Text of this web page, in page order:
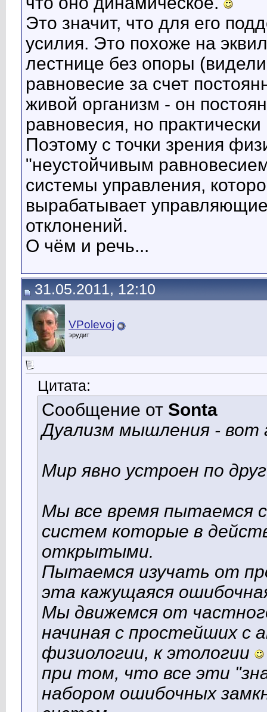
Это значит, что для его
усилия. Это похоже на
лестнице без опоры
равновесие за счет
живой организм - он
равновесия, но
Поэтому с точки зрения
"неустойчивым
системы управления,
вырабатывает
отклонений.
О чём и речь...
31.05.2011, 12:10
VPolevoj
эрудит
Цитата:
Сообщение от Sonta
Дуализм мышления - вот
Мир явно устроен по
Мы все время пытаемся
систем которые в
открытыми.
Пытаемся изучать от
эта кажущаяся
Мы движемся от
начиная с простейших с
физиологии, к этологии
при том, что все эти
набором ошибочных